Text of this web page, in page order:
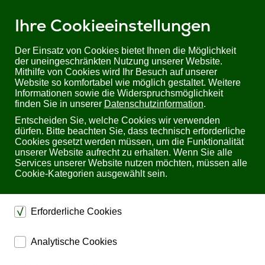
Ihre Cookieeinstellungen
Der Einsatz von Cookies bietet Ihnen die Möglichkeit
der uneingeschränkten Nutzung unserer Website.
Mithilfe von Cookies wird Ihr Besuch auf unserer
Website so komfortabel wie möglich gestaltet. Weitere
Informationen sowie die Widerspruchsmöglichkeit
finden Sie in unserer Datenschutzinformation.
Entscheiden Sie, welche Cookies wir verwenden
dürfen. Bitte beachten Sie, dass technisch erforderliche
Cookies gesetzt werden müssen, um die Funktionalität
unserer Website aufrecht zu erhalten. Wenn Sie alle
Services unserer Website nutzen möchten, müssen alle
Cookie-Kategorien ausgewählt sein.
Erforderliche Cookies
dienen dem technischen einwandfreien Betrieb unserer
Website.
Analytische Cookies
Sie befinden sich hier:Startseite Produkte USV
USV bis 10kVA
Eaton Ellipse PRO Serie
EATON Ellipse PRO - 850VA / 510W - DIN
EATON Ellipse PRO - 850VA / 510W - DIN